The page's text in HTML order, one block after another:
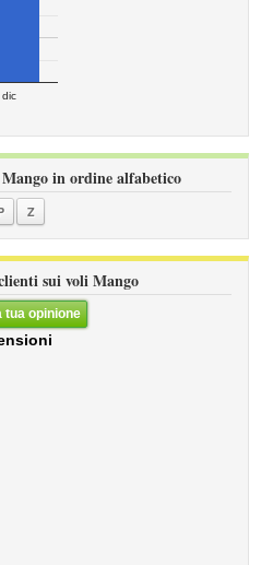
dic
in ordine alfabetico
Z
sui voli Mango
tua opinione